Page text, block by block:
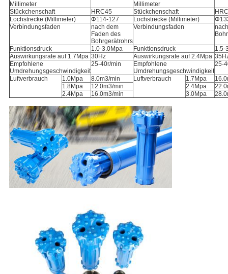
Millimeter
Millimeter
Stückchenschaft HRC45 Stückchenschaft
Lochstrecke (Millimeter)
Φ114-127 Lochstrecke (Millimeter)
Verbindungsfaden
nach dem
Faden des
Bohrgerätrohrs
Verbindungsfaden
Funktionsdruck 1.0-3.0Mpa Funktionsdruck
1.5-
Auswirkungsrate auf 1.7Mpa 30Hz Auswirkungsrate auf 2.4Mpa
Empfohlene
Umdrehungsgeschwindigkeit
25-40r/min
Empfohlene
Umdrehungsgeschwindigkeit
25-
Luftverbrauch 1.0Mpa 8.0m3/min Luftverbrauch 1.7Mpa
1.8Mpa
12.0m3/min 2.4Mpa
2.4Mpa
16.0m3/min 3.0Mpa